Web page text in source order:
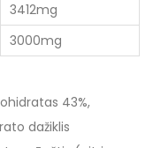
3412mg
3000mg
43%,
dažiklis